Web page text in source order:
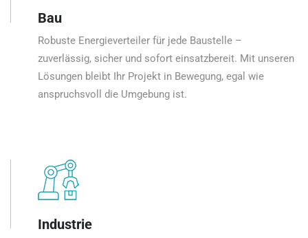
Bau
Robuste Energieverteiler für jede Baustelle –
zuverlässig, sicher und sofort einsatzbereit. Mit unseren
Lösungen bleibt Ihr Projekt in Bewegung, egal wie
anspruchsvoll die Umgebung ist.
Industrie